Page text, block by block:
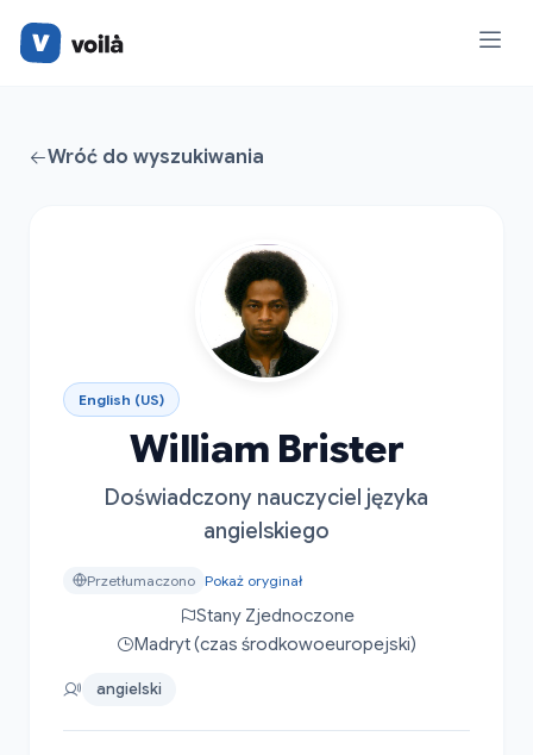
Wróć do wyszukiwania
English (US)
William Brister
Doświadczony nauczyciel języka
angielskiego
Przetłumaczono Pokaż oryginał
Stany Zjednoczone
Madryt (czas środkowoeuropejski)
angielski